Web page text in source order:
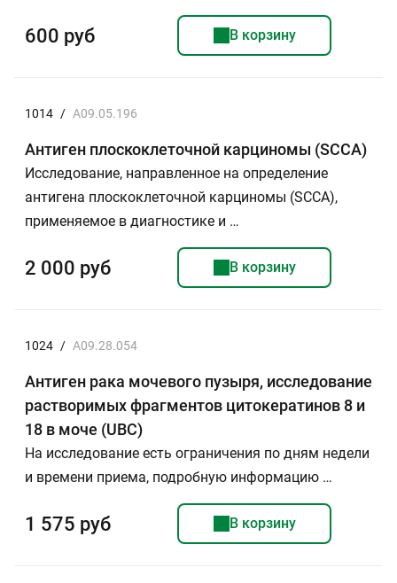
600 руб В корзину
1014 / A09.05.196
Антиген плоскоклеточной карциномы (SСCA)
Исследование, направленное на определение
антигена плоскоклеточной карциномы (SСCA),
применяемое в диагностике и …
2 000 руб В корзину
1024 / A09.28.054
Антиген рака мочевого пузыря, исследование
растворимых фрагментов цитокератинов 8 и
18 в моче (UBC)
На исследование есть ограничения по дням недели
и времени приема, подробную информацию …
1 575 руб В корзину